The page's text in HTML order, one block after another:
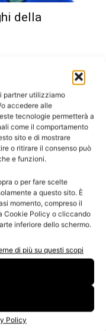
partner utilizziamo
accedere alle
tecnologie permetterà a
come il comportamento
sito e di mostrare
o ritirare il consenso può
e funzioni.
o per fare scelte
a questo sito. È
momento, compreso il
Cookie Policy o cliccando
inferiore dello schermo.
di più su questi scopi
Policy
della